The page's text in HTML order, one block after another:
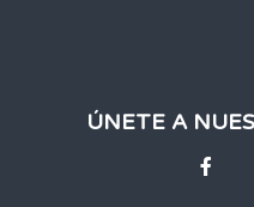
ÚNETE A